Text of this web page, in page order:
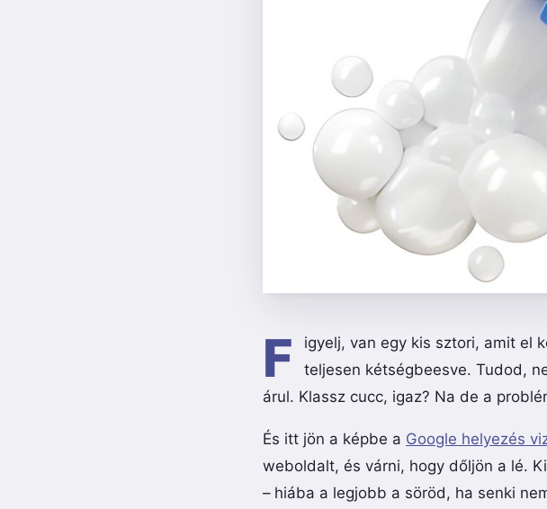
F
igyelj, van egy kis sztori, amit el
teljesen kétségbeesve. Tudod,
árul. Klassz cucc, igaz? Na de a
És itt jön a képbe a Google helyezés
weboldalt, és várni, hogy dőljön a lé.
– hiába a legjobb a söröd, ha senki